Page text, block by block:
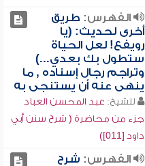
الفهرس: طريق
أخرى لحديث: (يا
رويفع! لعل الحياة
ستطول بك بعدي...)
وتراجم رجال إسناده , ما
ينهى عنه أن يستنجى به
للشيخ: عبد المحسن العباد
جزء من محاضرة ( شرح سنن أبي
داود [011])
الفهرس: شرح